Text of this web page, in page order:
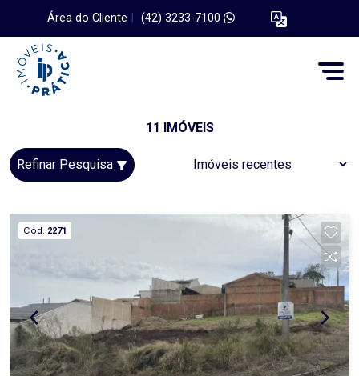
Área do Cliente (42) 3233-7100
11 IMÓVEIS
Refinar Pesquisa
Cód. 2271